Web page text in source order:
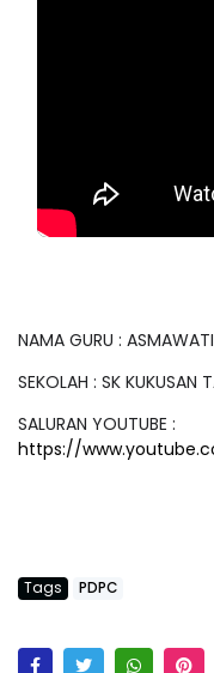
NAMA GURU :
SEKOLAH : SK KUKUSAN
SALURAN YOUTUBE :
https://
Tags PDPC